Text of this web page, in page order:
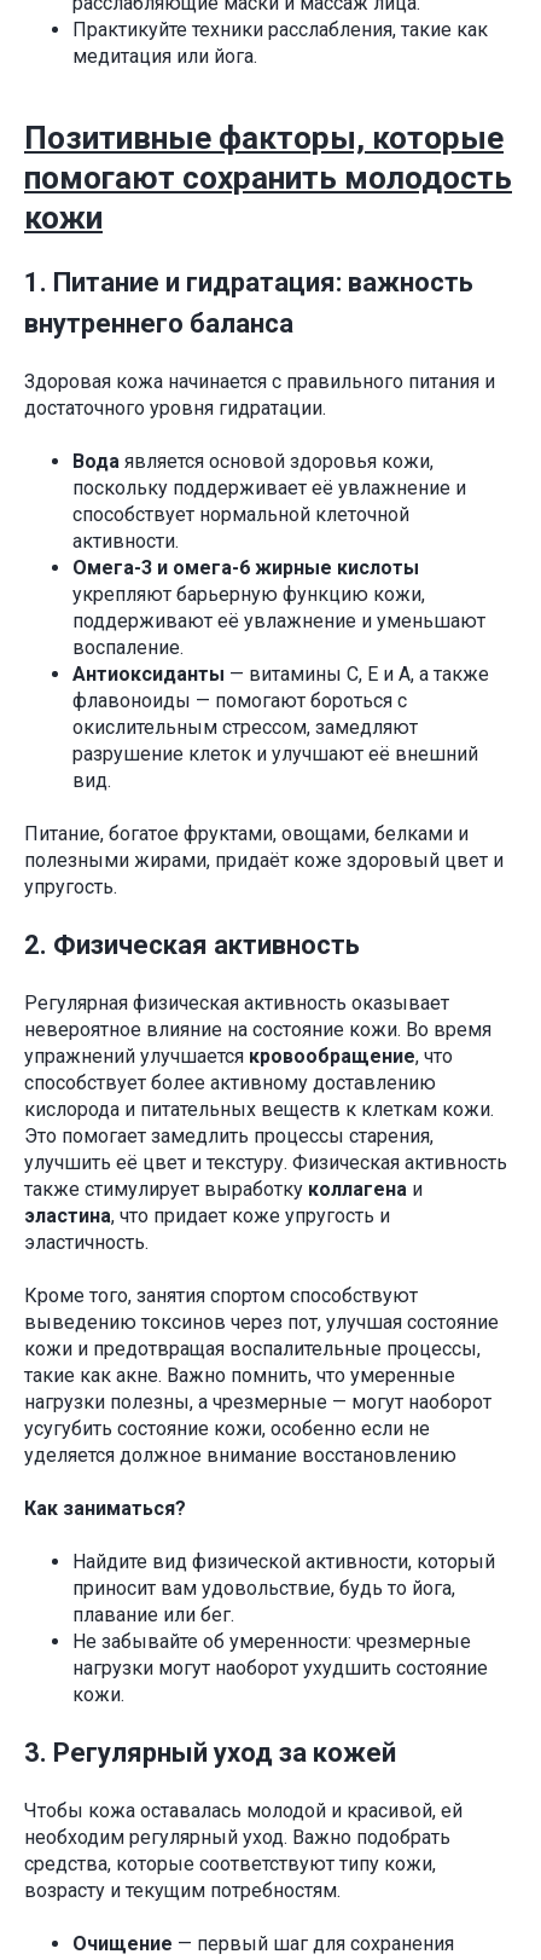
Практикуйте техники расслабления, такие как
медитация или йога.
Позитивные факторы, которые
помогают сохранить молодость
кожи
1. Питание и гидратация: важность
внутреннего баланса
Здоровая кожа начинается с правильного питания и
достаточного уровня гидратации.
Вода является основой здоровья кожи,
поскольку поддерживает её увлажнение и
способствует нормальной клеточной
активности.
Омега-3 и омега-6 жирные кислоты
укрепляют барьерную функцию кожи,
поддерживают её увлажнение и уменьшают
воспаление.
Антиоксиданты — витамины C, E и A, а также
флавоноиды — помогают бороться с
окислительным стрессом, замедляют
разрушение клеток и улучшают её внешний
вид.
Питание, богатое фруктами, овощами, белками и
полезными жирами, придаёт коже здоровый цвет и
упругость.
2. Физическая активность
Регулярная физическая активность оказывает
невероятное влияние на состояние кожи. Во время
упражнений улучшается кровообращение, что
способствует более активному доставлению
кислорода и питательных веществ к клеткам кожи.
Это помогает замедлить процессы старения,
улучшить её цвет и текстуру. Физическая активность
также стимулирует выработку коллагена и
эластина, что придает коже упругость и
эластичность.
Кроме того, занятия спортом способствуют
выведению токсинов через пот, улучшая состояние
кожи и предотвращая воспалительные процессы,
такие как акне. Важно помнить, что умеренные
нагрузки полезны, а чрезмерные — могут наоборот
усугубить состояние кожи, особенно если не
уделяется должное внимание восстановлению
Как заниматься?
Найдите вид физической активности, который
приносит вам удовольствие, будь то йога,
плавание или бег.
Не забывайте об умеренности: чрезмерные
нагрузки могут наоборот ухудшить состояние
кожи.
3. Регулярный уход за кожей
Чтобы кожа оставалась молодой и красивой, ей
необходим регулярный уход. Важно подобрать
средства, которые соответствуют типу кожи,
возрасту и текущим потребностям.
Очищение — первый шаг для сохранения